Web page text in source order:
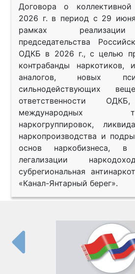
Договора о
2026 г. в период с 29
рамках реализации
председательства
ОДКБ в 2026 г., с целью
контрабанды наркотиков,
аналогов, новых
сильнодействующих
ответственности
международных
наркогруппировок,
наркопроизводства и
основ наркобизнеса, в
легализации
субрегиональная
«Канал-Янтарный берег».